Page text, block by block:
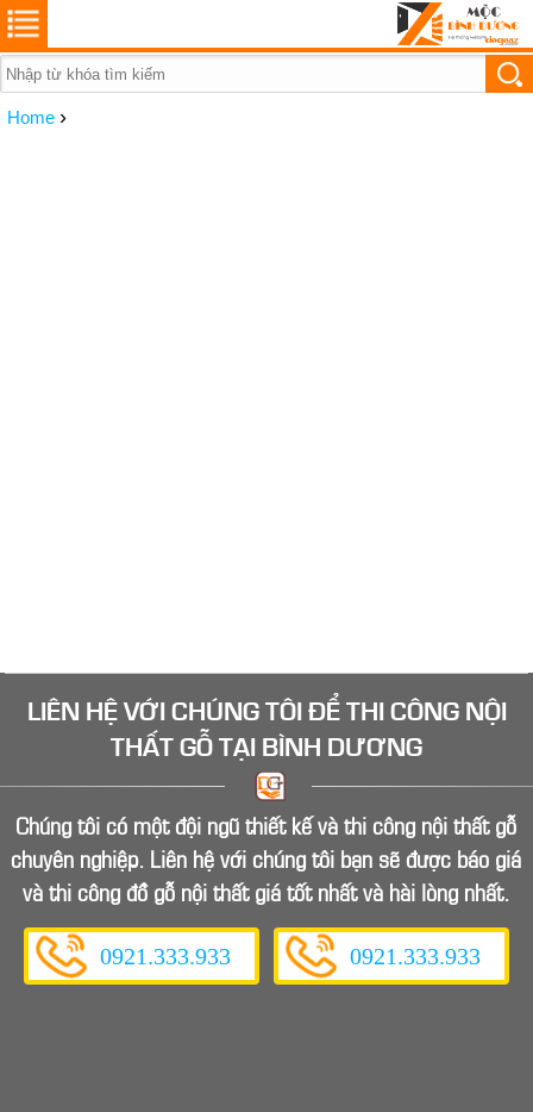
Home ›
LIÊN HỆ VỚI CHÚNG TÔI ĐỂTHI CÔNG NỘI
THẤT GỖTẠI BÌNH DƯƠNG
Chúng tôi có một đội ngũ thiết kế và thi công nội thất gỗ
chuyên nghiệp. Liên hệ với chúng tôi bạn sẽ được báo giá
và thi công đồ gỗ nội thất giá tốt nhất và hài lòng nhất.
0921.333.933 0921.333.933